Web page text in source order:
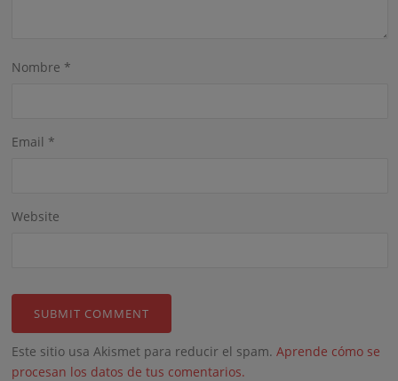
Nombre *
Email *
Website
Este sitio usa Akismet para reducir el spam.Aprende cómo se
procesan los datos de tus comentarios.